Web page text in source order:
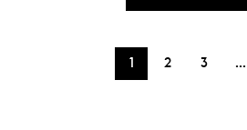
1 2 3 …